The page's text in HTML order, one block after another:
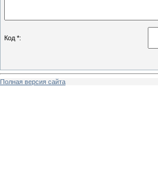
Код *:
Полная версия сайта